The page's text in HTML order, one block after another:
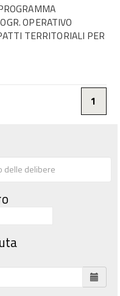
OPERATIVO
TERRITORIALI PER
1